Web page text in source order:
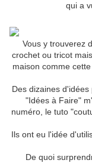
qui a
Vous y trouverez
crochet ou tricot
maison comme
Des dizaines
"Idées à Faire"
numéro, le tuto
Ils ont eu l'idée
De quoi